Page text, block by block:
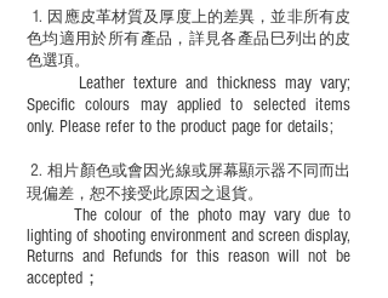
必須由成年人陪同下使用並應小心處理。
1. ​ 因應皮革材質及厚度上的差異，並非所有皮
色均適用於所有產品，詳見各產品巳列出的皮
色選項。
Leather texture and thickness may vary;
Specific colours may applied to selected items
only. Please refer to the product page for details;
​2.相片顏色或會因光線或屏幕顯示器不同而出
現偏差，恕不接受此原因之退貨。
The colour of the photo may vary due to
lighting of shooting environment and screen display,
Returns and Refunds for this reason will not be
accepted；